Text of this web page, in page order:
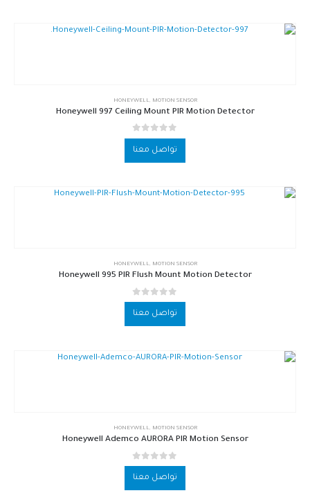
HONEYWELL, MOTION SENSOR
Honeywell 997 Ceiling Mount PIR Motion Detector
0
out of 5
تواصل معنا
HONEYWELL, MOTION SENSOR
Honeywell 995 PIR Flush Mount Motion Detector
0
out of 5
تواصل معنا
HONEYWELL, MOTION SENSOR
Honeywell Ademco AURORA PIR Motion Sensor
0
out of 5
تواصل معنا